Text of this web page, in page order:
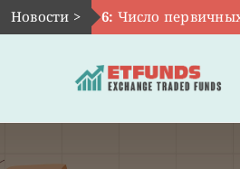
Skip
to
Новости >
Авг 6:Число первичных